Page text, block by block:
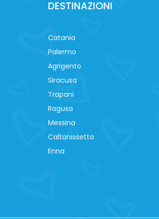
DESTINAZIONI
Catania
Palermo
Agrigento
Siracusa
Trapani
Ragusa
Messina
Caltanissetta
Enna